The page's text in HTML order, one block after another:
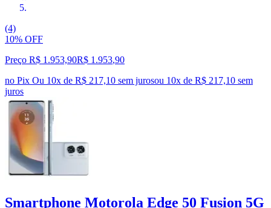
(4)
10% OFF
Preço R$ 1.953,90R$ 1.953,90
no Pix Ou 10x de R$ 217,10 sem jurosou 10x de R$ 217,10 sem
juros
Smartphone Motorola Edge 50 Fusion 5G